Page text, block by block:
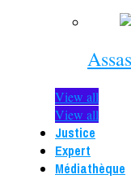
View all
View all
Justice
Expert
Médiathèque